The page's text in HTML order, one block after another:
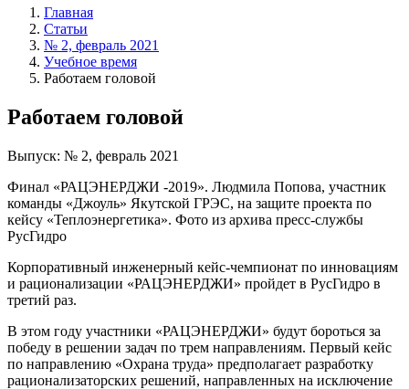
Главная
Статьи
№ 2, февраль 2021
Учебное время
Работаем головой
Работаем головой
Выпуск: № 2, февраль 2021
Финал «РАЦЭНЕРДЖИ -2019». Людмила Попова, участник
команды «Джоуль» Якутской ГРЭС, на защите проекта по
кейсу «Теплоэнергетика». Фото из архива пресс-службы
РусГидро
Корпоративный инженерный кейс-чемпионат по инновациям
и рационализации «РАЦЭНЕРДЖИ» пройдет в РусГидро в
третий раз.
В этом году участники «РАЦЭНЕРДЖИ» будут бороться за
победу в решении задач по трем направлениям. Первый кейс
по направлению «Охрана труда» предполагает разработку
рационализаторских решений, направленных на исключение